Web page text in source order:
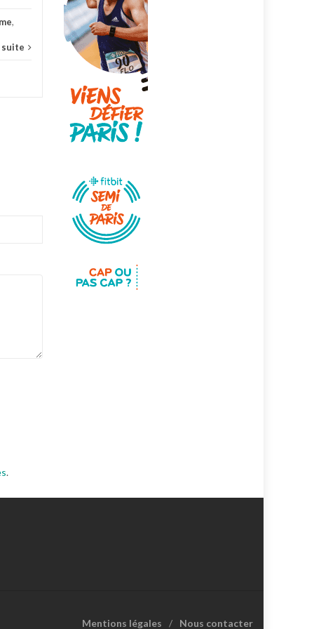
,
suite
.
Mentions légales Nous contacter